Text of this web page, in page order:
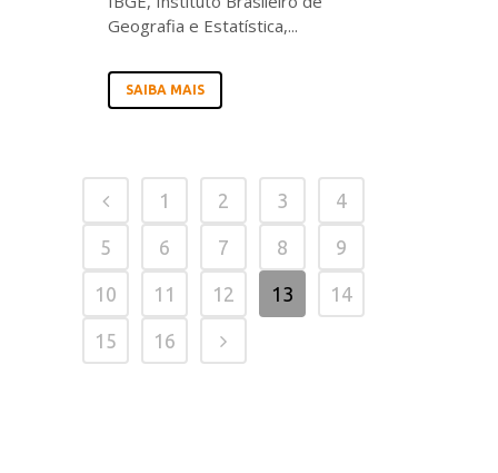
Geografia e Estatística,...
SAIBA MAIS
1 2 3 4
5 6 7 8 9
10 11 12 13 14
15 16